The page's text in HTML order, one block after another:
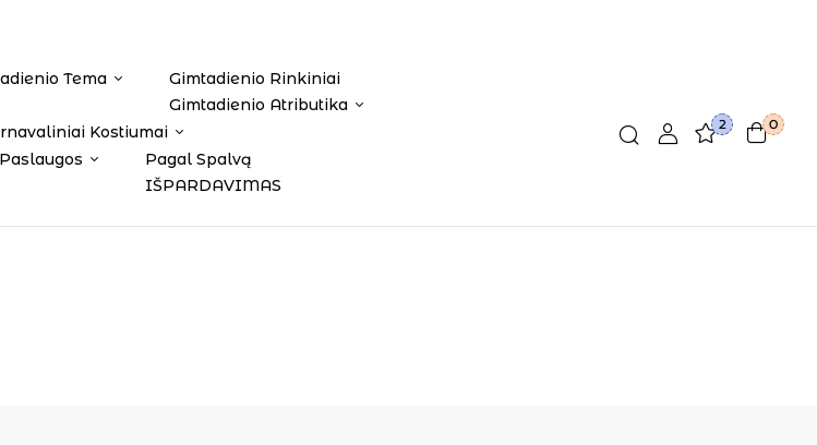
Tema
Gimtadienio Rinkiniai
Gimtadienio Atributika
Kostiumai
Paslaugos
Pagal Spalvą
IŠPARDAVIMAS
2 0